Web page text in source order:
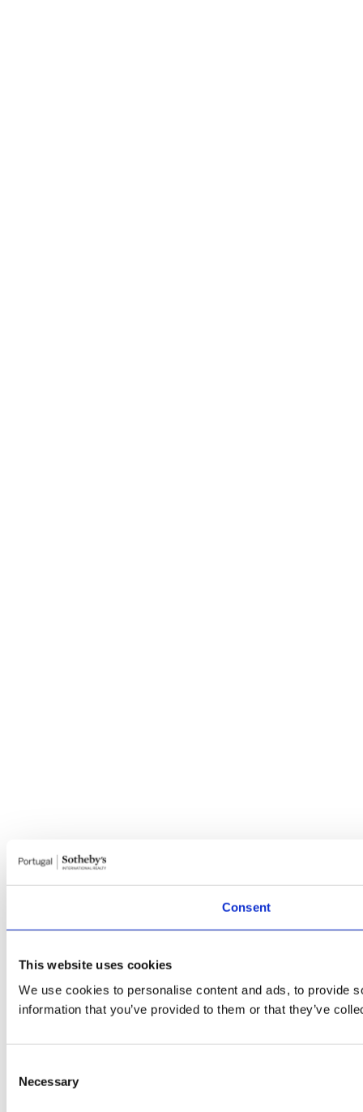
Consent
This website uses cookies
We use cookies to personalise content and ads, to provide
information that you’ve provided to them or that they’ve
Selection
Necessary